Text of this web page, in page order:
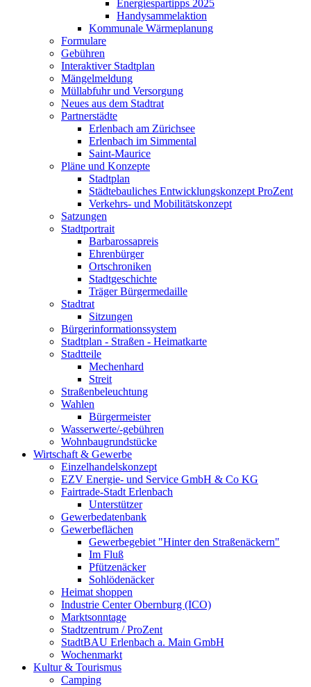
Energiespartipps 2025
Handysammelaktion
Kommunale Wärmeplanung
Formulare
Gebühren
Interaktiver Stadtplan
Mängelmeldung
Müllabfuhr und Versorgung
Neues aus dem Stadtrat
Partnerstädte
Erlenbach am Zürichsee
Erlenbach im Simmental
Saint-Maurice
Pläne und Konzepte
Stadtplan
Städtebauliches Entwicklungskonzept ProZent
Verkehrs- und Mobilitätskonzept
Satzungen
Stadtportrait
Barbarossapreis
Ehrenbürger
Ortschroniken
Stadtgeschichte
Träger Bürgermedaille
Stadtrat
Sitzungen
Bürgerinformationssystem
Stadtplan - Straßen - Heimatkarte
Stadtteile
Mechenhard
Streit
Straßenbeleuchtung
Wahlen
Bürgermeister
Wasserwerte/-gebühren
Wohnbaugrundstücke
Wirtschaft & Gewerbe
Einzelhandelskonzept
EZV Energie- und Service GmbH & Co KG
Fairtrade-Stadt Erlenbach
Unterstützer
Gewerbedatenbank
Gewerbeflächen
Gewerbegebiet "Hinter den Straßenäckern"
Im Fluß
Pfützenäcker
Sohlödenäcker
Heimat shoppen
Industrie Center Obernburg (ICO)
Marktsonntage
Stadtzentrum / ProZent
StadtBAU Erlenbach a. Main GmbH
Wochenmarkt
Kultur & Tourismus
Camping